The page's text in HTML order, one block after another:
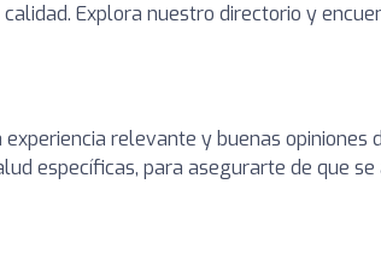
Explora nuestro directorio y
relevante y buenas opiniones
específicas, para asegurarte de que